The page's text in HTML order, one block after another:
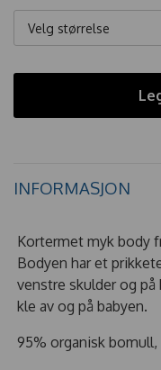
Velg størrelse
INFORMASJON
Kortermet myk body
Bodyen har et
venstre skulder og
kle av og på babyen.
95% organisk bomull,